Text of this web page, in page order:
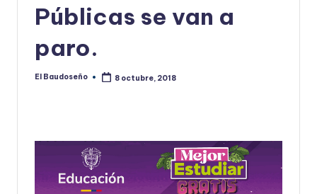
Públicas se van a
paro.
Publicado
El Baudoseño 8 octubre, 2018